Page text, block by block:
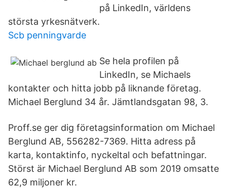
på LinkedIn, världens
största yrkesnätverk.
Scb penningvarde
Se hela profilen på
LinkedIn, se Michaels
kontakter och hitta jobb på liknande företag.
Michael Berglund 34 år. Jämtlandsgatan 98, 3.
Proff.se ger dig företagsinformation om Michael
Berglund AB, 556282-7369. Hitta adress på
karta, kontaktinfo, nyckeltal och befattningar.
Störst är Michael Berglund AB som 2019 omsatte
62,9 miljoner kr.